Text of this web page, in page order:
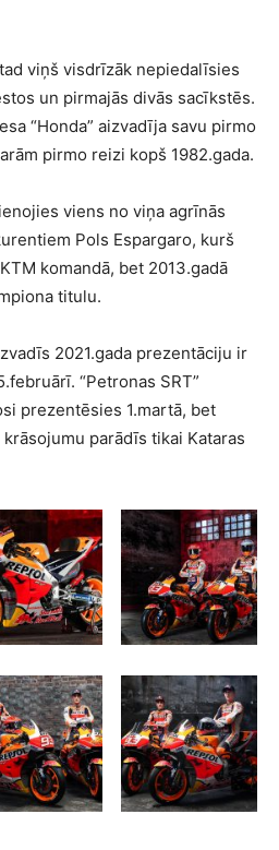
viņš visdrīzāk nepiedalīsies
un pirmajās divās sacīkstēs.
“Honda” aizvadīja savu pirmo
pirmo reizi kopš 1982.gada.
viens no viņa agrīnās
Pols Espargaro, kurš
komandā, bet 2013.gadā
titulu.
2021.gada prezentāciju ir
“Petronas SRT”
prezentēsies 1.martā, bet
parādīs tikai Kataras